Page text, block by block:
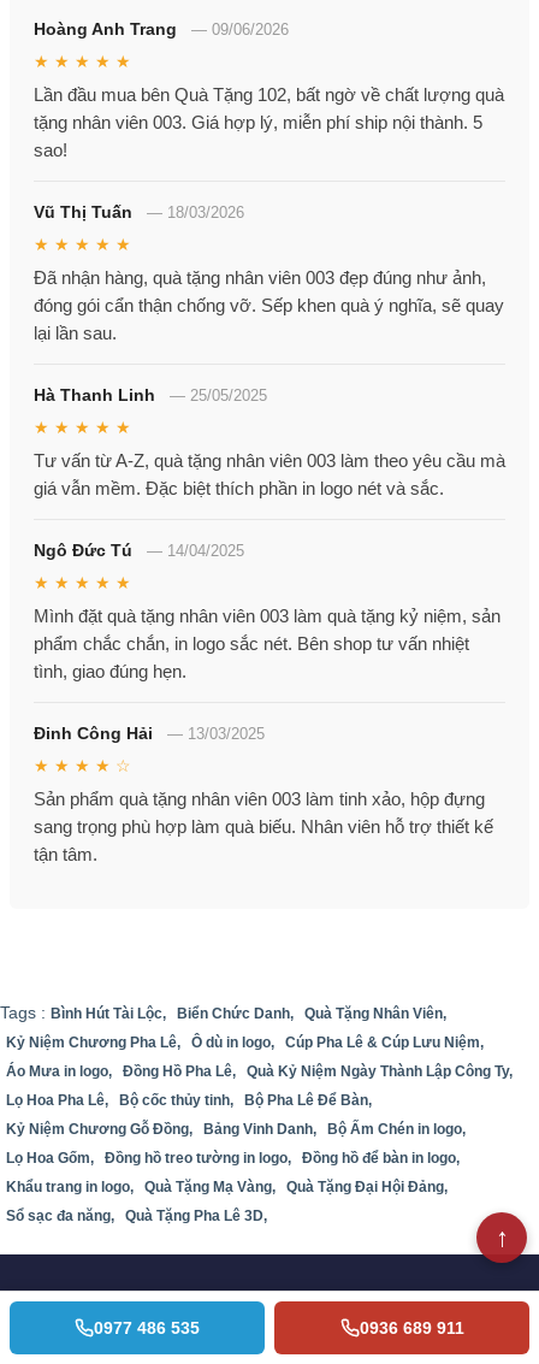
Hoàng Anh Trang — 09/06/2026
★ ★ ★ ★ ★
Lần đầu mua bên Quà Tặng 102, bất ngờ về chất lượng quà
tặng nhân viên 003. Giá hợp lý, miễn phí ship nội thành. 5
sao!
Vũ Thị Tuấn — 18/03/2026
★ ★ ★ ★ ★
Đã nhận hàng, quà tặng nhân viên 003 đẹp đúng như ảnh,
đóng gói cẩn thận chống vỡ. Sếp khen quà ý nghĩa, sẽ quay
lại lần sau.
Hà Thanh Linh — 25/05/2025
★ ★ ★ ★ ★
Tư vấn từ A-Z, quà tặng nhân viên 003 làm theo yêu cầu mà
giá vẫn mềm. Đặc biệt thích phần in logo nét và sắc.
Ngô Đức Tú — 14/04/2025
★ ★ ★ ★ ★
Mình đặt quà tặng nhân viên 003 làm quà tặng kỷ niệm, sản
phẩm chắc chắn, in logo sắc nét. Bên shop tư vấn nhiệt
tình, giao đúng hẹn.
Đinh Công Hải — 13/03/2025
★ ★ ★ ★ ☆
Sản phẩm quà tặng nhân viên 003 làm tinh xảo, hộp đựng
sang trọng phù hợp làm quà biếu. Nhân viên hỗ trợ thiết kế
tận tâm.
Tags : Bình Hút Tài Lộc, Biển Chức Danh,
Quà Tặng Nhân Viên,
Kỷ Niệm Chương Pha Lê,
Ô dù in logo,
Cúp Pha Lê & Cúp Lưu Niệm,
Áo Mưa in logo,
Đồng Hồ Pha Lê,
Quà Kỷ Niệm Ngày Thành Lập Công Ty,
Lọ Hoa Pha Lê,
Bộ cốc thủy tinh,
Bộ Pha Lê Để Bàn,
Kỷ Niệm Chương Gỗ Đồng,
Bảng Vinh Danh,
Bộ Ấm Chén in logo,
Lọ Hoa Gốm,
Đồng hồ treo tường in logo,
Đồng hồ để bàn in logo,
Khẩu trang in logo,
Quà Tặng Mạ Vàng,
Quà Tặng Đại Hội Đảng,
Sổ sạc đa năng,
Quà Tặng Pha Lê 3D,
0977 486 535 0936 689 911